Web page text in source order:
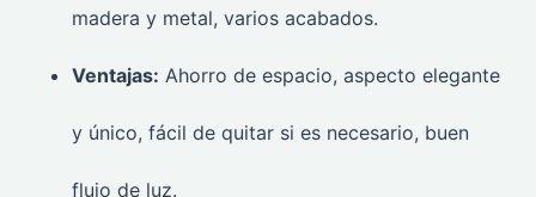
madera y metal, varios acabados.
Ventajas: Ahorro de espacio, aspecto elegante
y único, fácil de quitar si es necesario, buen
flujo de luz.